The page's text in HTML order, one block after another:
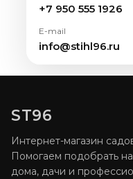
+7 950 555 1926
E-mail
info@stihl96.ru
ST96
Интернет-магазин
Помогаем подобрать
дома, дачи и